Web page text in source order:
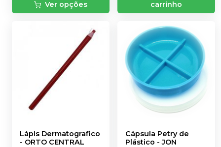
Ver opções
carrinho
Lápis Dermatografico
- ORTO CENTRAL
Cápsula Petry de
Plástico -JON